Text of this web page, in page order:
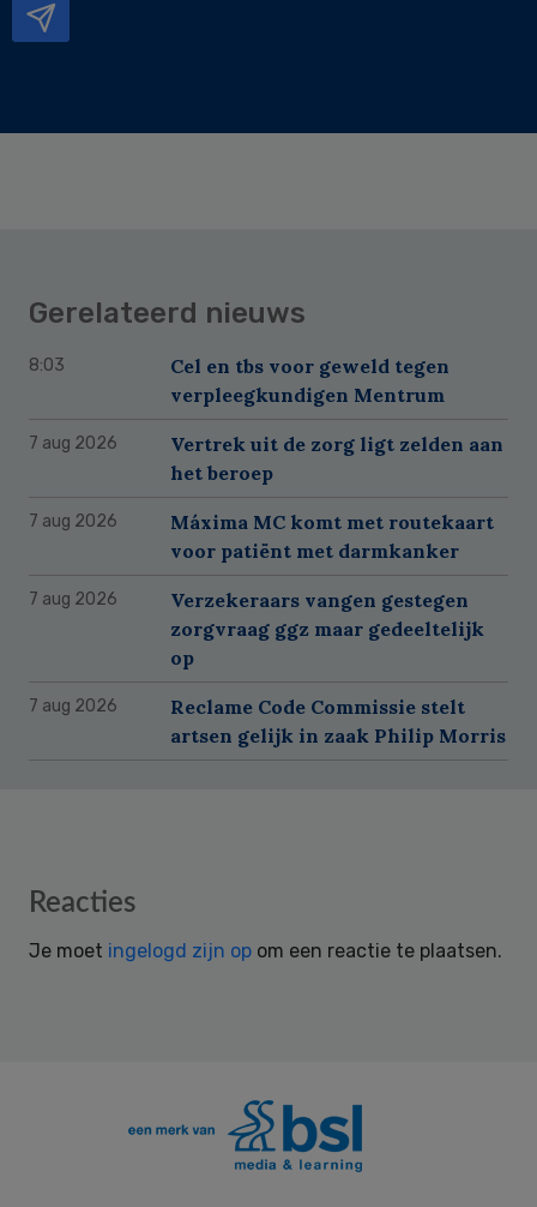
Gerelateerd nieuws
8:03
Cel en tbs voor geweld tegen
verpleegkundigen Mentrum
7 aug 2026
Vertrek uit de zorg ligt zelden aan
het beroep
7 aug 2026
Máxima MC komt met routekaart
voor patiënt met darmkanker
7 aug 2026
Verzekeraars vangen gestegen
zorgvraag ggz maar gedeeltelijk
op
7 aug 2026
Reclame Code Commissie stelt
artsen gelijk in zaak Philip Morris
Reader
Reacties
Je moet ingelogd zijn op om een reactie te plaatsen.